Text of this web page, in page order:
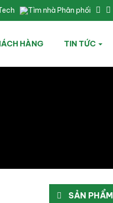
Tìm nhà Phân phối
HÀNG TIN TỨC
SẢN PHẨM